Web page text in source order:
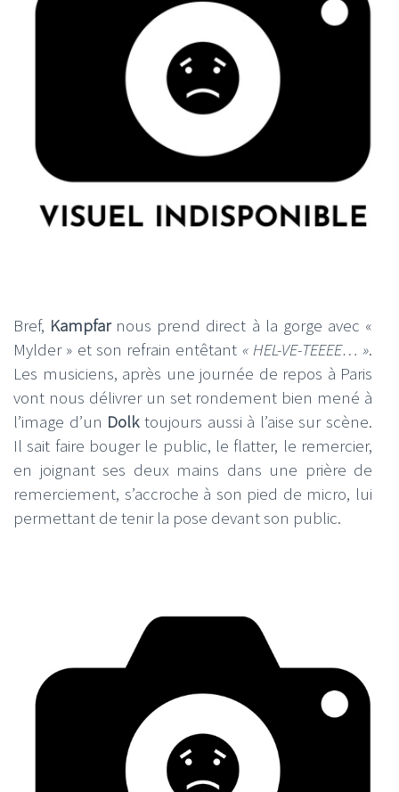
Bref, Kampfarnous prend direct à la gorge avec «
Mylder » et son refrain entêtant « HEL-VE-TEEEE… ».
Les musiciens, après une journée de repos à Paris
vont nous délivrer un set rondement bien mené à
l’image d’un Dolktoujours aussi à l’aise sur scène.
Il sait faire bouger le public, le flatter, le remercier,
en joignant ses deux mains dans une prière de
remerciement, s’accroche à son pied de micro, lui
permettant de tenir la pose devant son public.